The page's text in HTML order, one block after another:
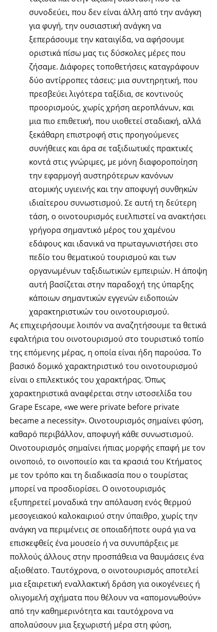
συνοδεύει, που δεν είναι άλλη από την ανάγκη
για φυγή, την ουσιαστική ανάγκη να
ξεπεράσουμε την καταιγίδα, να αφήσουμε
οριστικά πίσω μας τις δύσκολες μέρες που
ζήσαμε. Διάφορες τοποθετήσεις καταγράφουν
δύο αντίρροπες τάσεις: μια συντηρητική, που
πρεσβεύει λιγότερα ταξίδια, σε κοντινούς
προορισμούς, χωρίς χρήση αεροπλάνων, και
μια πιο επιθετική, που υιοθετεί σταδιακή, αλλά
ξεκάθαρη επιστροφή στις προηγούμενες
συνήθειες και άρα σε ταξιδιωτικές πρακτικές
κοντά στις γνώριμες, με μόνη διαφοροποίηση
την εφαρμογή αυστηρότερων κανόνων
ατομικής υγιεινής και την αποφυγή συνθηκών
ιδιαίτερου συνωστισμού. Σε αυτή τη δεύτερη
τάση, ο οινοτουρισμός ευελπιστεί να ανακτήσει
γρήγορα σημαντικό μέρος του χαμένου
εδάφους και ιδανικά να πρωταγωνιστήσει στο
πεδίο του θεματικού τουρισμού και των
οργανωμένων ταξιδιωτικών εμπειριών. Η άποψη
αυτή βασίζεται στην παραδοχή της ύπαρξης
κάποιων σημαντικών εγγενών ειδοποιών
χαρακτηριστικών του οινοτουρισμού.
Ας επιχειρήσουμε λοιπόν να αναζητήσουμε τα θετικά
εφαλτήρια του οινοτουρισμού στο τουριστικό τοπίο
της επόμενης μέρας, η οποία είναι ήδη παρούσα. Το
βασικό δομικό χαρακτηριστικό του οινοτουρισμού
είναι ο επιλεκτικός του χαρακτήρας. Όπως
χαρακτηριστικά αναφέρεται στην ιστοσελίδα του
Grape Escape, «we were private before private
became a necessity». Οινοτουρισμός σημαίνει φύση,
καθαρό περιβάλλον, αποφυγή κάθε συνωστισμού.
Οινοτουρισμός σημαίνει ήπιας μορφής επαφή με τον
οινοποιό, το οινοποιείο και τα κρασιά του Κτήματος
με τον τρόπο και τη διαδικασία που ο τουρίστας
μπορεί να προσδιορίσει. Ο οινοτουρισμός
εξυπηρετεί μοναδικά την απόλαυση ενός θερμού
μεσογειακού καλοκαιριού στην ύπαιθρο, χωρίς την
ανάγκη να περιμένεις σε οποιαδήποτε ουρά για να
επισκεφθείς ένα μουσείο ή να συνυπάρξεις με
πολλούς άλλους στην προσπάθεια να θαυμάσεις ένα
αξιοθέατο. Ταυτόχρονα, ο οινοτουρισμός αποτελεί
μια εξαιρετική εναλλακτική δράση για οικογένειες ή
ολιγομελή σχήματα που θέλουν να «απομονωθούν»
από την καθημερινότητα και ταυτόχρονα να
απολαύσουν μια ξεχωριστή μέρα στη φύση,